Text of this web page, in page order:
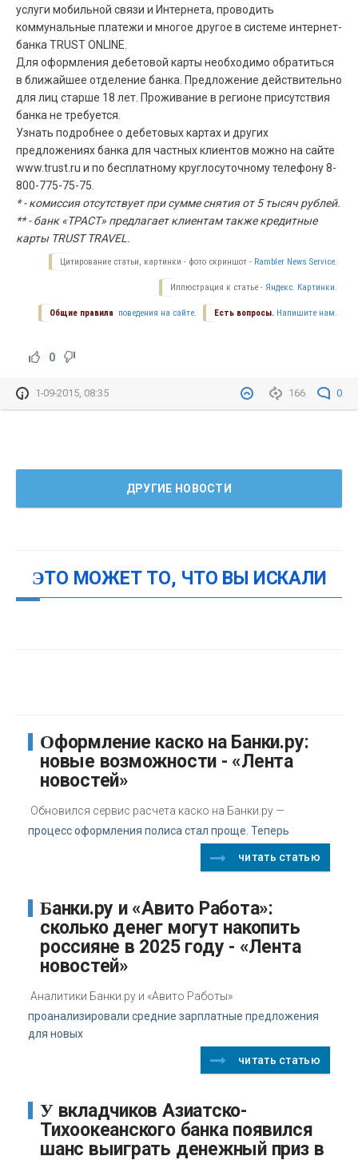
услуги мобильной связи и Интернета, проводить
коммунальные платежи и многое другое в системе интернет-
банка TRUST ONLINE.
Для оформления дебетовой карты необходимо обратиться
в ближайшее отделение банка. Предложение действительно
для лиц старше 18 лет. Проживание в регионе присутствия
банка не требуется.
Узнать подробнее о дебетовых картах и других
предложениях банка для частных клиентов можно на сайте
www.trust.ru и по бесплатному круглосуточному телефону 8-
800-775-75-75.
* - комиссия отсутствует при сумме снятия от 5 тысяч рублей.
** - банк «ТРАСТ» предлагает клиентам также кредитные
карты TRUST TRAVEL.
Цитирование статьи, картинки - фото скриншот - Rambler News Service.
Иллюстрация к статье - Яндекс. Картинки.
Есть вопросы. Напишите нам.
Общие правила поведения на сайте.
0
166 0
1-09-2015, 08:35
ДРУГИЕ НОВОСТИ
ЭТО МОЖЕТ ТО, ЧТО ВЫ ИСКАЛИ
Оформление каско на Банки.ру:
новые возможности - «Лента
новостей»
Обновился сервис расчета каско на Банки.ру —
процесс оформления полиса стал проще. Теперь
читать статью
Банки.ру и «Авито Работа»:
сколько денег могут накопить
россияне в 2025 году - «Лента
новостей»
Аналитики Банки.ру и «Авито Работы»
проанализировали средние зарплатные предложения
для новых
читать статью
У вкладчиков Азиатско-
Тихоокеанского банка появился
шанс выиграть денежный приз в